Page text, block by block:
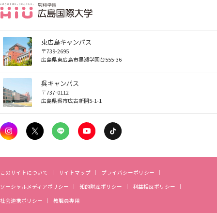
東広島キャンパス
〒739-2695
広島県東広島市黒瀬学園台555-36
呉キャンパス
〒737-0112
広島県呉市広古新開5-1-1
このサイトについて サイトマップ
プライバシーポリシー
ソーシャルメディアポリシー
知的財産ポリシー
利益相反ポリシー
社会連携ポリシー
教職員専用